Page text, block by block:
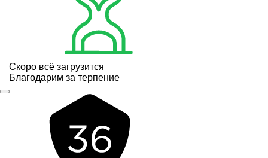
Скоро всё загрузится
Благодарим за терпение